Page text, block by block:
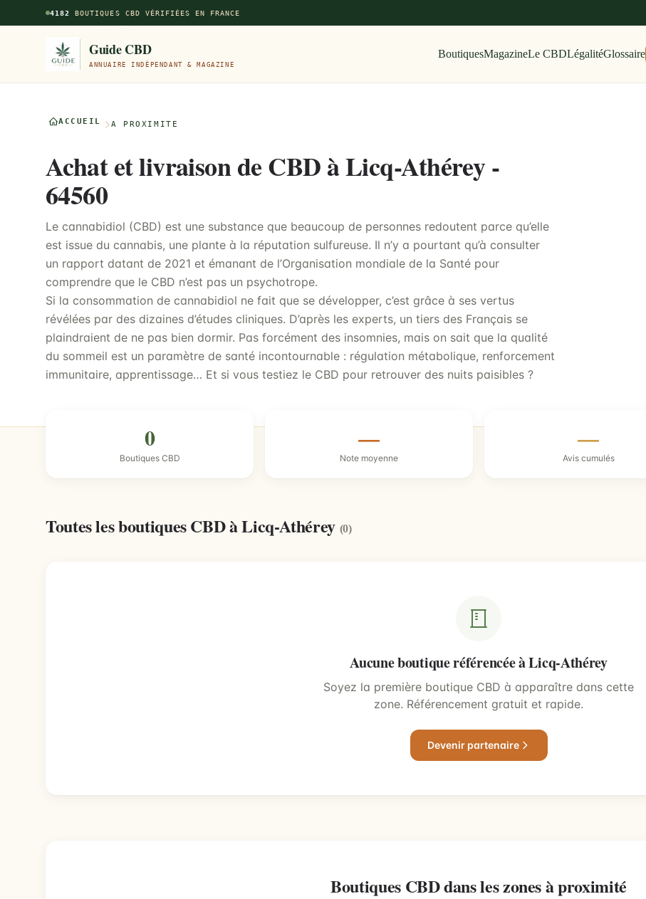
Aller au contenu principal
4182 BOUTIQUES CBD VÉRIFIÉES EN FRANCE
Guide CBD
ANNUAIRE INDÉPENDANT & MAGAZINE
BoutiquesMagazineLe CBDLégalitéGlossaire
ACCUEIL À PROXIMITÉ
Achat et livraison de CBD à Licq-Athérey -
64560
Le cannabidiol (CBD) est une substance que beaucoup de personnes redoutent parce qu’elle
est issue du cannabis, une plante à la réputation sulfureuse. Il n’y a pourtant qu’à consulter
un rapport datant de 2021 et émanant de l’Organisation mondiale de la Santé pour
comprendre que le CBD n’est pas un psychotrope.
Si la consommation de cannabidiol ne fait que se développer, c’est grâce à ses vertus
révélées par des dizaines d’études cliniques. D’après les experts, un tiers des Français se
plaindraient de ne pas bien dormir. Pas forcément des insomnies, mais on sait que la qualité
du sommeil est un paramètre de santé incontournable : régulation métabolique, renforcement
immunitaire, apprentissage… Et si vous testiez le CBD pour retrouver des nuits paisibles ?
0
Boutiques CBD
—
Note moyenne
—
Avis cumulés
Toutes les boutiques CBD à Licq-Athérey (0)
Aucune boutique référencée à Licq-Athérey
Soyez la première boutique CBD à apparaître dans cette
zone. Référencement gratuit et rapide.
Devenir partenaire
Boutiques CBD dans les zones à proximité